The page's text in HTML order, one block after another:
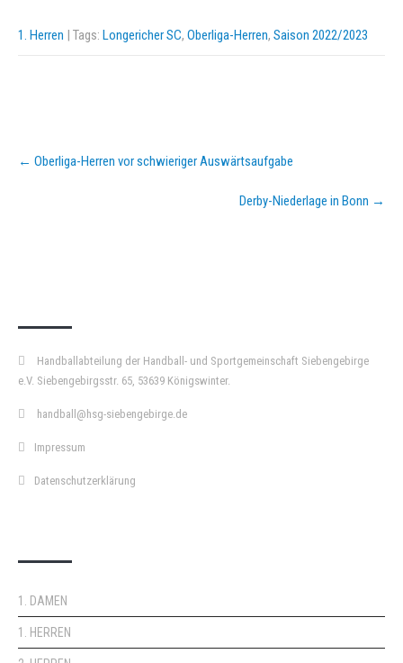
1. Herren | Tags: Longericher SC, Oberliga-Herren, Saison 2022/2023
Post
navigation
← Oberliga-Herren vor schwieriger Auswärtsaufgabe
Derby-Niederlage in Bonn →
Handballabteilung der Handball- und Sportgemeinschaft Siebengebirge
e.V. Siebengebirgsstr. 65, 53639 Königswinter.
handball@hsg-siebengebirge.de
Impressum
Datenschutzerklärung
1. DAMEN
1. HERREN